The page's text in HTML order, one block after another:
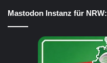
Mastodon Instanz für NRW: